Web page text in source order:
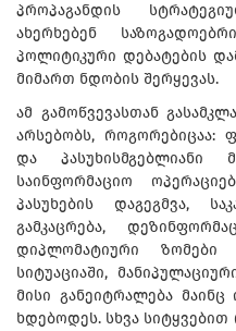
პროპაგანდის
ახერხებენ
პოლიტიკური დებატების
მიმართ ნდობის შერყევას.
ამ გამოწვევასთან
არსებობს, როგორებიცაა:
და პასუხისმგებლიანი
საინფორმაციო
პასუხების დაგეგმვა,
გამკაცრება,
დიპლომატიური
სიტუაციაში,
მისი განეიტრალება
ხდებოდეს. სხვა